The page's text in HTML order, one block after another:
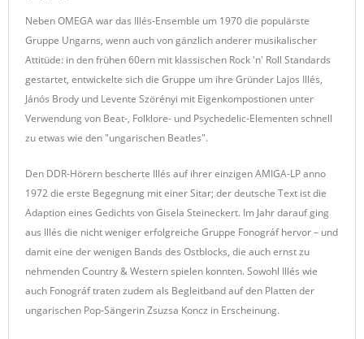
Neben OMEGA war das Illés-Ensemble um 1970 die populärste
Gruppe Ungarns, wenn auch von gänzlich anderer musikalischer
Attitüde: in den frühen 60ern mit klassischen Rock 'n' Roll Standards
gestartet, entwickelte sich die Gruppe um ihre Gründer Lajos Illés,
Jánós Brody und Levente Szörényi mit Eigenkompostionen unter
Verwendung von Beat-, Folklore- und Psychedelic-Elementen schnell
zu etwas wie den "ungarischen Beatles".
Den DDR-Hörern bescherte Illés auf ihrer einzigen AMIGA-LP anno
1972 die erste Begegnung mit einer Sitar; der deutsche Text ist die
Adaption eines Gedichts von Gisela Steineckert. Im Jahr darauf ging
aus Illés die nicht weniger erfolgreiche Gruppe Fonográf hervor – und
damit eine der wenigen Bands des Ostblocks, die auch ernst zu
nehmenden Country & Western spielen konnten. Sowohl Illés wie
auch Fonográf traten zudem als Begleitband auf den Platten der
ungarischen Pop-Sängerin Zsuzsa Koncz in Erscheinung.